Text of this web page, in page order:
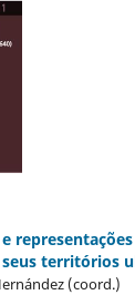
territórios
(coord.)